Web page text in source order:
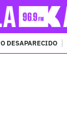
DESAPARECIDO